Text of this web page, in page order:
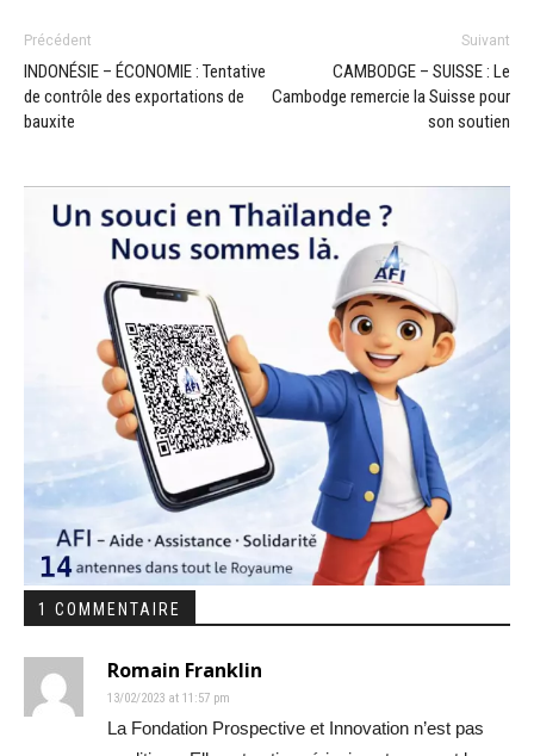
Précédent
INDONÉSIE – ÉCONOMIE : Tentative
de contrôle des exportations de
bauxite
Suivant
CAMBODGE – SUISSE : Le
Cambodge remercie la Suisse pour
son soutien
1 COMMENTAIRE
Romain Franklin
13/02/2023 at 11:57 pm
La Fondation Prospective et Innovation n’est pas